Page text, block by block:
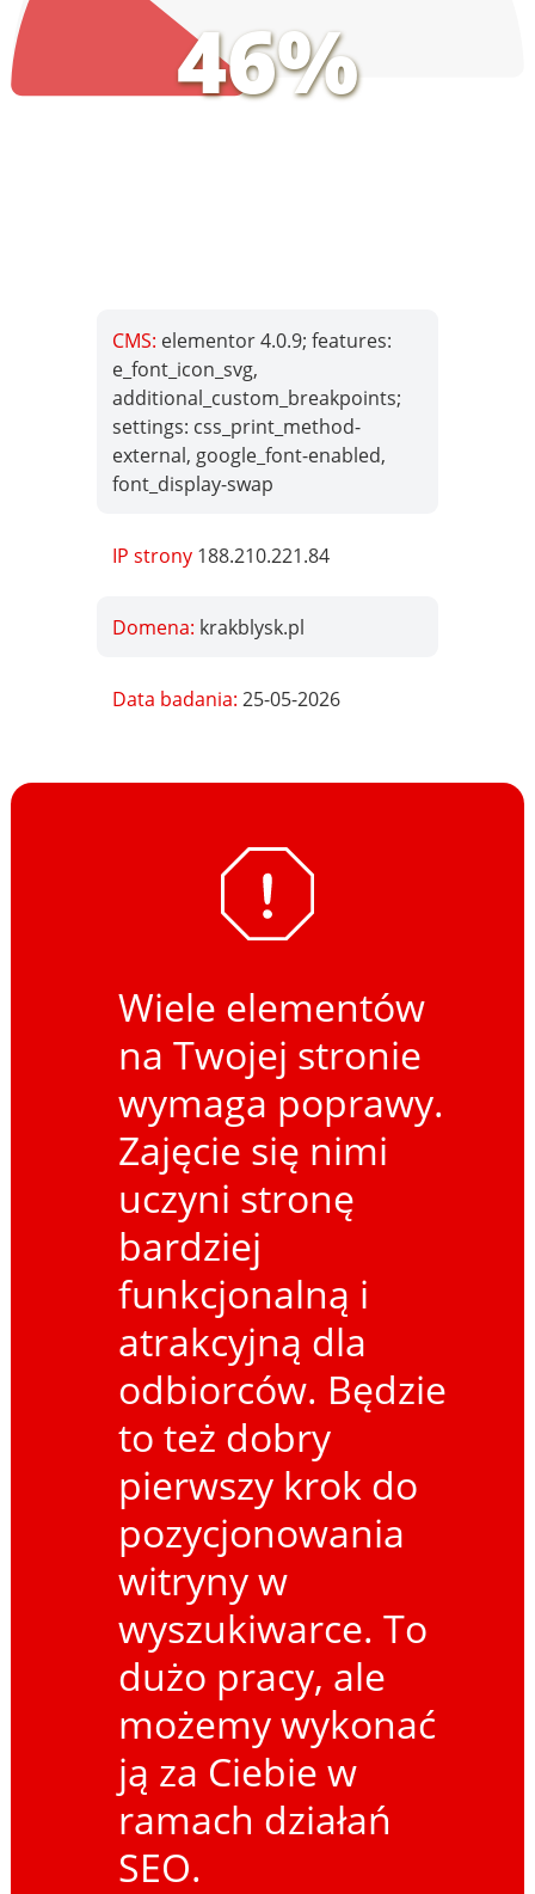
46%
CMS: elementor 4.0.9; features:
e_font_icon_svg,
additional_custom_breakpoints;
settings: css_print_method-
external, google_font-enabled,
font_display-swap
IP strony 188.210.221.84
Domena: krakblysk.pl
Data badania:25-05-2026
Wiele elementów
na Twojej stronie
wymaga poprawy.
Zajęcie się nimi
uczyni stronę
bardziej
funkcjonalną i
atrakcyjną dla
odbiorców. Będzie
to też dobry
pierwszy krok do
pozycjonowania
witryny w
wyszukiwarce. To
dużo pracy, ale
możemy wykonać
ją za Ciebie w
ramach działań
SEO.